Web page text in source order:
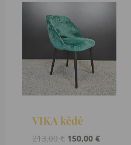
VIKA kėdė
213,00€
price
was:
213,00 €.
150,00 €